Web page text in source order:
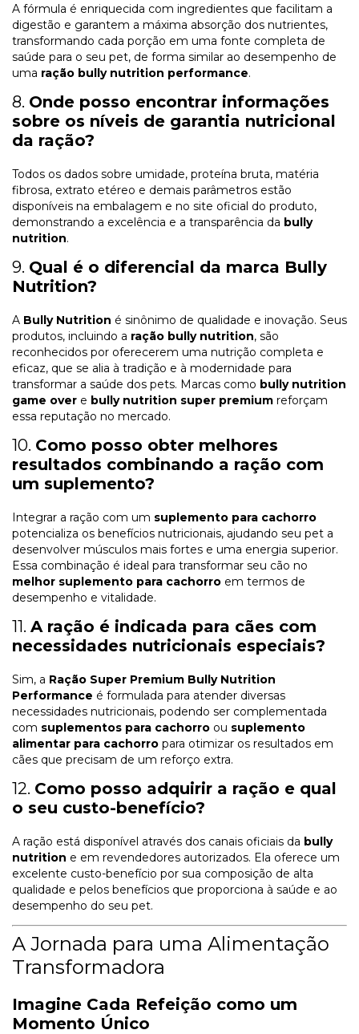
A fórmula é enriquecida com ingredientes que facilitam a
digestão e garantem a máxima absorção dos nutrientes,
transformando cada porção em uma fonte completa de
saúde para o seu pet, de forma similar ao desempenho de
uma ração bully nutrition performance.
8. Onde posso encontrar informações
sobre os níveis de garantia nutricional
da ração?
Todos os dados sobre umidade, proteína bruta, matéria
fibrosa, extrato etéreo e demais parâmetros estão
disponíveis na embalagem e no site oficial do produto,
demonstrando a excelência e a transparência da bully
nutrition.
9. Qual é o diferencial da marca Bully
Nutrition?
A Bully Nutrition é sinônimo de qualidade e inovação. Seus
produtos, incluindo a ração bully nutrition, são
reconhecidos por oferecerem uma nutrição completa e
eficaz, que se alia à tradição e à modernidade para
transformar a saúde dos pets. Marcas como bully nutrition
game over e bully nutrition super premium reforçam
essa reputação no mercado.
10. Como posso obter melhores
resultados combinando a ração com
um suplemento?
Integrar a ração com um suplemento para cachorro
potencializa os benefícios nutricionais, ajudando seu pet a
desenvolver músculos mais fortes e uma energia superior.
Essa combinação é ideal para transformar seu cão no
melhor suplemento para cachorro em termos de
desempenho e vitalidade.
11. A ração é indicada para cães com
necessidades nutricionais especiais?
Sim, a Ração Super Premium Bully Nutrition
Performance é formulada para atender diversas
necessidades nutricionais, podendo ser complementada
com suplementos para cachorro ou suplemento
alimentar para cachorro para otimizar os resultados em
cães que precisam de um reforço extra.
12. Como posso adquirir a ração e qual
o seu custo-benefício?
A ração está disponível através dos canais oficiais da bully
nutrition e em revendedores autorizados. Ela oferece um
excelente custo-benefício por sua composição de alta
qualidade e pelos benefícios que proporciona à saúde e ao
desempenho do seu pet.
A Jornada para uma Alimentação
Transformadora
Imagine Cada Refeição como um
Momento Único